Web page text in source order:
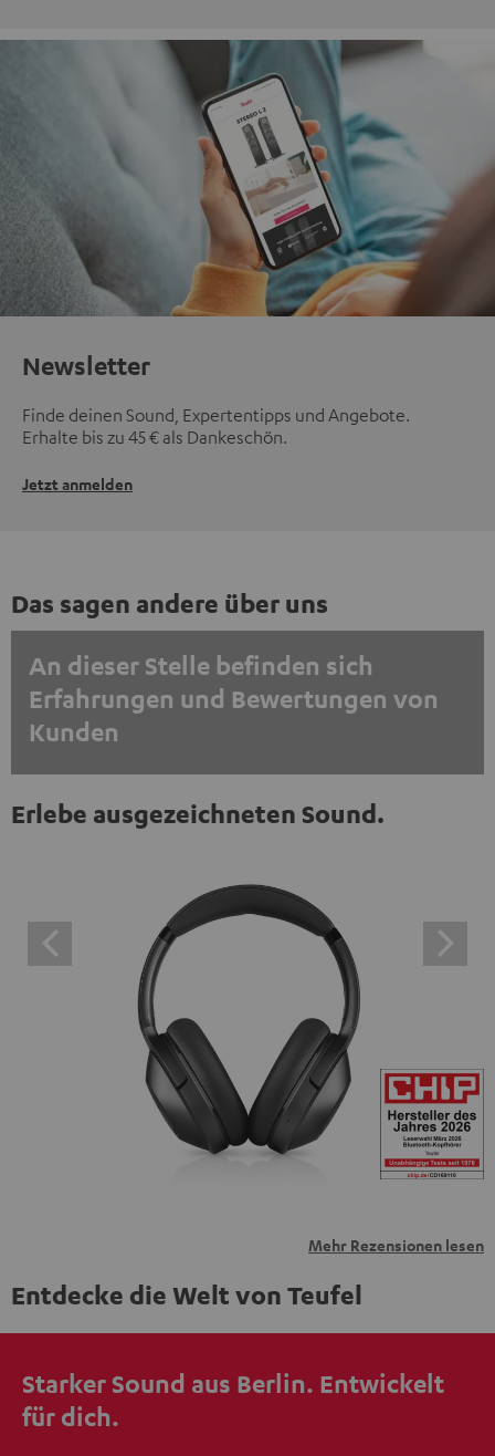
Newsletter
Finde deinen Sound, Expertentipps und Angebote.
Erhalte bis zu 45 € als Dankeschön.
Jetzt anmelden
Das sagen andere über uns
An dieser Stelle befinden sich
Erfahrungen und Bewertungen von
Kunden
Trustpilot‑Bewertungen sind externe Inhalte. Der
externe Inhalt kann hier mit nur einem Klick angezeigt
werden. Mit dem Anklicken des Inhalts wird zugestimmt,
dass externe Inhalte angezeigt werden. Dabei können
personenbezogene Daten an Drittplattformen
übermittelt werden.
Weitere Informationen sind in der
Datenschutzerklärung unter I zu finden.
Erlebe ausgezeichneten Sound.
Mehr Rezensionen lesen
Entdecke die Welt von Teufel
Starker Sound aus Berlin. Entwickelt
für dich.